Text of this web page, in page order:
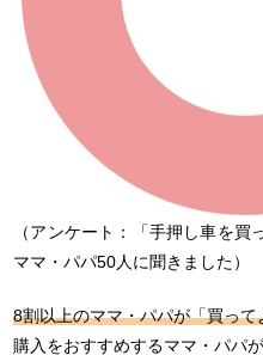
（アンケート：「手押し車を
ママ・パパ50人に聞きました）
8割以上のママ・パパが「買って
購入をおすすめするママ・パパ